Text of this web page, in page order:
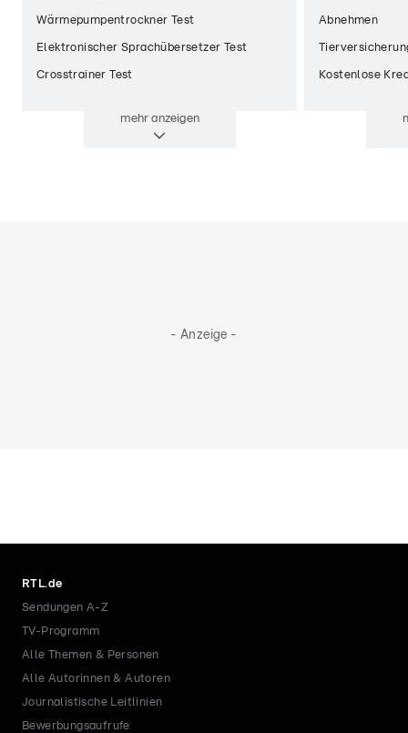
Wärmepumpentrockner Test
Elektronischer Sprachübersetzer Test
Crosstrainer Test
mehranzeigen
Abnehmen
Kostenlose
- Anzeige -
RTL.de
Sendungen A-Z
TV-Programm
Alle Themen & Personen
Alle Autorinnen & Autoren
Journalistische Leitlinien
Bewerbungsaufrufe